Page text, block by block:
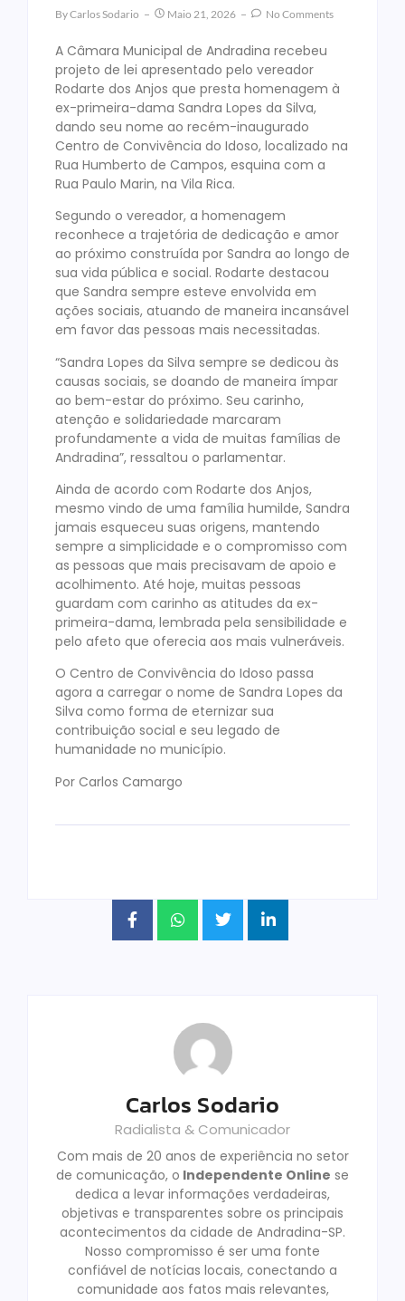
ByCarlos Sodario Maio 21, 2026 No Comments
A Câmara Municipal de Andradina recebeu
projeto de lei apresentado pelo vereador
Rodarte dos Anjos que presta homenagem à
ex-primeira-dama Sandra Lopes da Silva,
dando seu nome ao recém-inaugurado
Centro de Convivência do Idoso, localizado na
Rua Humberto de Campos, esquina com a
Rua Paulo Marin, na Vila Rica.
Segundo o vereador, a homenagem
reconhece a trajetória de dedicação e amor
ao próximo construída por Sandra ao longo de
sua vida pública e social. Rodarte destacou
que Sandra sempre esteve envolvida em
ações sociais, atuando de maneira incansável
em favor das pessoas mais necessitadas.
“Sandra Lopes da Silva sempre se dedicou às
causas sociais, se doando de maneira ímpar
ao bem-estar do próximo. Seu carinho,
atenção e solidariedade marcaram
profundamente a vida de muitas famílias de
Andradina”, ressaltou o parlamentar.
Ainda de acordo com Rodarte dos Anjos,
mesmo vindo de uma família humilde, Sandra
jamais esqueceu suas origens, mantendo
sempre a simplicidade e o compromisso com
as pessoas que mais precisavam de apoio e
acolhimento. Até hoje, muitas pessoas
guardam com carinho as atitudes da ex-
primeira-dama, lembrada pela sensibilidade e
pelo afeto que oferecia aos mais vulneráveis.
O Centro de Convivência do Idoso passa
agora a carregar o nome de Sandra Lopes da
Silva como forma de eternizar sua
contribuição social e seu legado de
humanidade no município.
Por Carlos Camargo
Carlos Sodario
Radialista & Comunicador
Com mais de 20 anos de experiência no setor
de comunicação, o Independente Online se
dedica a levar informações verdadeiras,
objetivas e transparentes sobre os principais
acontecimentos da cidade de Andradina-SP.
Nosso compromisso é ser uma fonte
confiável de notícias locais, conectando a
comunidade aos fatos mais relevantes,